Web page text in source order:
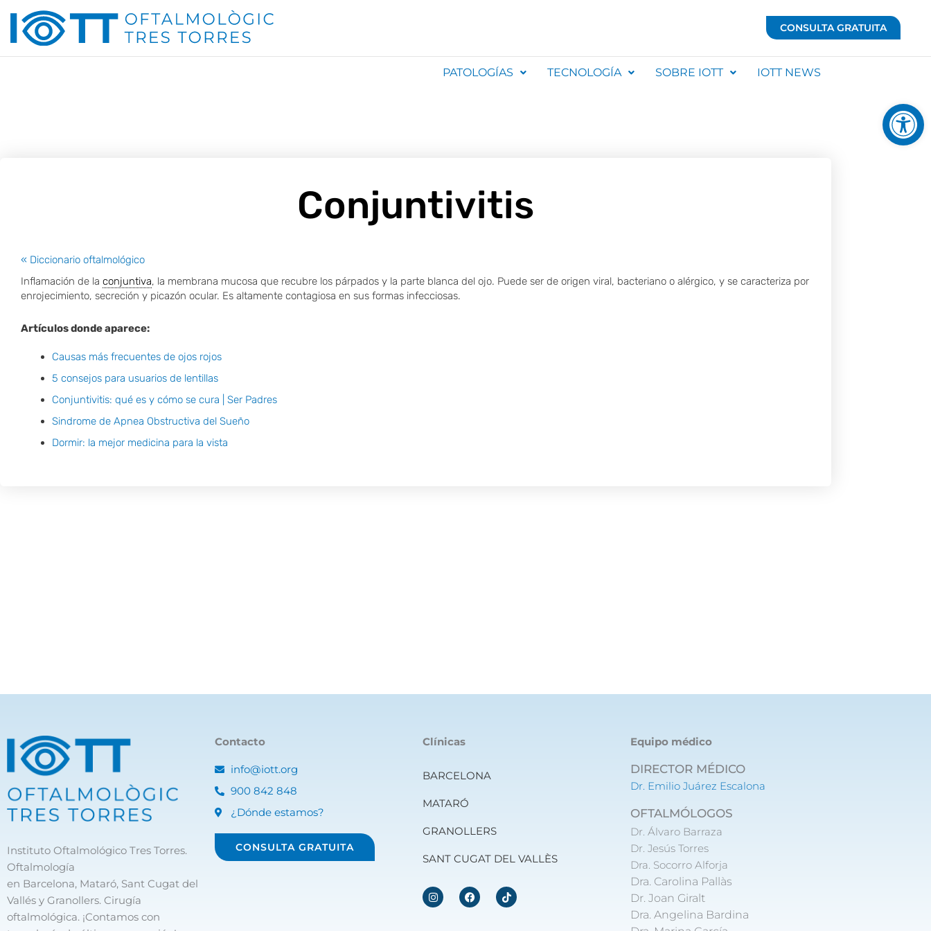
Abrir
contenido
CONSULTA GRATUITA
PATOLOGÍAS TECNOLOGÍA SOBRE IOTT IOTT NEWS
Conjuntivitis
« Diccionario oftalmológico
Inflamación de la conjuntiva, la membrana mucosa que recubre los párpados y la parte blanca del ojo. Puede ser de origen viral, bacteriano o alérgico, y se caracteriza por
enrojecimiento, secreción y picazón ocular. Es altamente contagiosa en sus formas infecciosas.
Artículos donde aparece:
Causas más frecuentes de ojos rojos
5 consejos para usuarios de lentillas
Conjuntivitis: qué es y cómo se cura | Ser Padres
Sindrome de Apnea Obstructiva del Sueño
Dormir: la mejor medicina para la vista
Instituto Oftalmológico Tres Torres.
Oftalmología
en Barcelona, Mataró, Sant Cugat del
Vallés y Granollers. Cirugía
oftalmológica. ¡Contamos con
Contacto
info@iott.org
900 842 848
¿Dónde estamos?
CONSULTA GRATUITA
Clínicas
BARCELONA
MATARÓ
GRANOLLERS
SANT CUGAT DEL VALLÈS
I
n
F
a
Equipo médico
DIRECTOR MÉDICO
Dr. Emilio Juárez Escalona
OFTALMÓLOGOS
Dr. Álvaro Barraza
Dr. Jesús Torres
Dra. Socorro Alforja
Dra. Carolina Pallàs
Dr. Joan Giralt
Dra. Angelina Bardina